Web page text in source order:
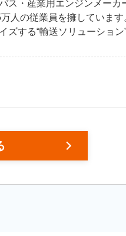
ス・産業用エンジンメーカ
人の従業員を擁していま
する“輸送ソリューション